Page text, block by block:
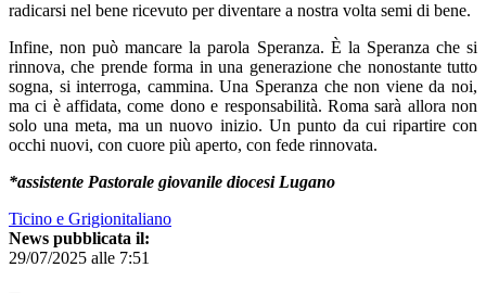
radicarsi nel bene ricevuto per diventare a nostra volta semi di bene.
Infine, non può mancare la parola Speranza. È la Speranza che si
rinnova, che prende forma in una generazione che nonostante tutto
sogna, si interroga, cammina. Una Speranza che non viene da noi,
ma ci è affidata, come dono e responsabilità. Roma sarà allora non
solo una meta, ma un nuovo inizio. Un punto da cui ripartire con
occhi nuovi, con cuore più aperto, con fede rinnovata.
*assistente Pastorale giovanile diocesi Lugano
Ticino e Grigionitaliano
News pubblicata il:
29/07/2025 alle 7:51